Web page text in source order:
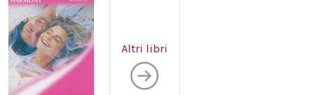
Altri libri